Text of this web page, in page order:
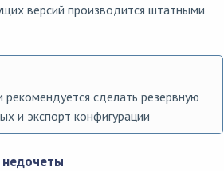
версий производится штатными
сделать резервную
и экспорт конфигурации